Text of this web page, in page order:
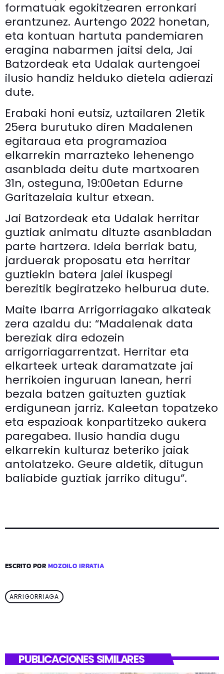
formatuak egokitzearen erronkari
erantzunez. Aurtengo 2022 honetan,
eta kontuan hartuta pandemiaren
eragina nabarmen jaitsi dela, Jai
Batzordeak eta Udalak aurtengoei
ilusio handiz helduko dietela adierazi
dute.
Erabaki honi eutsiz, uztailaren 21etik
25era burutuko diren Madalenen
egitaraua eta programazioa
elkarrekin marrazteko lehenengo
asanblada deitu dute martxoaren
31n, osteguna, 19:00etan Edurne
Garitazelaia kultur etxean.
Jai Batzordeak eta Udalak herritar
guztiak animatu dituzte asanbladan
parte hartzera. Ideia berriak batu,
jarduerak proposatu eta herritar
guztiekin batera jaiei ikuspegi
berezitik begiratzeko helburua dute.
Maite Ibarra Arrigorriagako alkateak
zera azaldu du: “Madalenak data
bereziak dira edozein
arrigorriagarrentzat. Herritar eta
elkarteek urteak daramatzate jai
herrikoien inguruan lanean, herri
bezala batzen gaituzten guztiak
erdigunean jarriz. Kaleetan topatzeko
eta espazioak konpartitzeko aukera
paregabea. Ilusio handia dugu
elkarrekin kulturaz beteriko jaiak
antolatzeko. Geure aldetik, ditugun
baliabide guztiak jarriko ditugu”.
ESCRITO PORMOZOILO IRRATIA
ARRIGORRIAGA
PUBLICACIONES SIMILARES